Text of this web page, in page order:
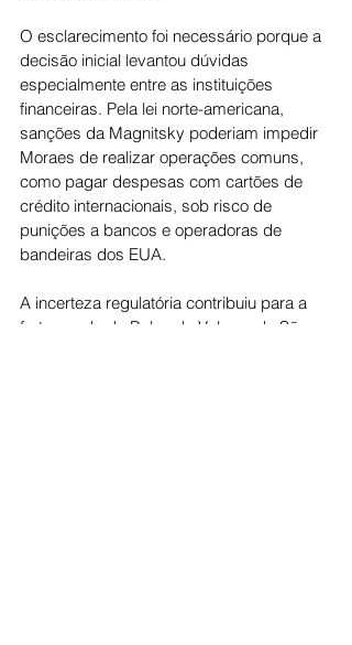
O esclarecimento foi necessário porque a
decisão inicial levantou dúvidas
especialmente entre as instituições
financeiras. Pela lei norte-americana,
sanções da Magnitsky poderiam impedir
Moraes de realizar operações comuns,
como pagar despesas com cartões de
crédito internacionais, sob risco de
punições a bancos e operadoras de
bandeiras dos EUA.
A incerteza regulatória contribuiu para a
forte queda da Bolsa de Valores de São